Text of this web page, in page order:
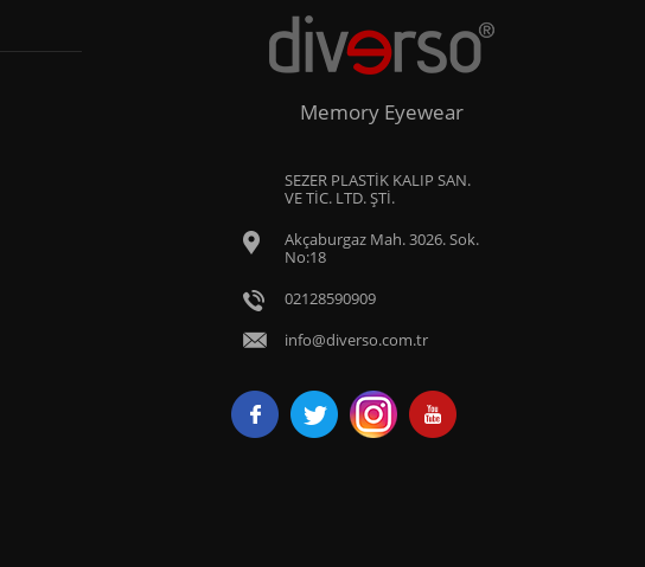
Memory Eyewear
SEZER PLASTİK KALIP SAN.
VE TİC. LTD. ŞTİ.
Akçaburgaz Mah. 3026. Sok.
No:18
02128590909
info@diverso.com.tr